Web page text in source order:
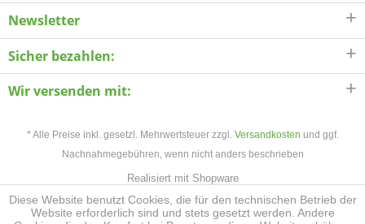
Newsletter
Sicher bezahlen:
Wir versenden mit:
* Alle Preise inkl. gesetzl. Mehrwertsteuer zzgl. Versandkosten und ggf.
Nachnahmegebühren, wenn nicht anders beschrieben
Realisiert mit Shopware
Diese Website benutzt Cookies, die für den technischen Betrieb der
Website erforderlich sind und stets gesetzt werden. Andere